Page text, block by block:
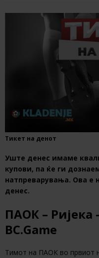
Тикет на денот
Уште денес имаме
купови, па ќе ги
натпреварувања. Ова е
денес.
ПАОК – Ријека
BC.Game
Тимот на ПАОК во првиот